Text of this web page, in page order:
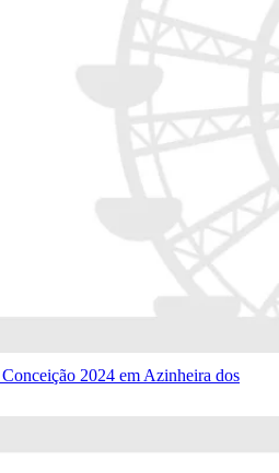
Conceição 2024 em Azinheira dos